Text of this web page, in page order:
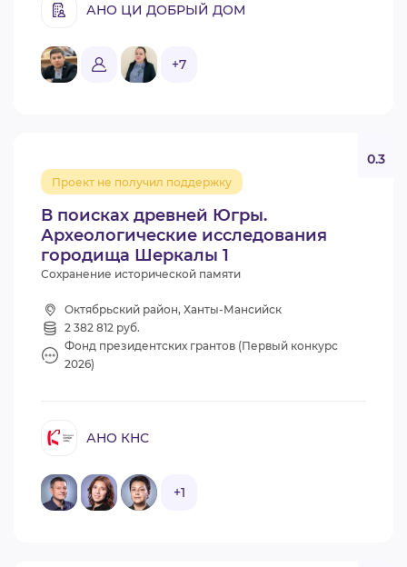
АНО ЦИ ДОБРЫЙ ДОМ
+7
В поисках древней Югры.
Археологические исследования
городища Шеркалы 1
Проект не получил поддержку
0.3
Сохранение исторической памяти
Октябрьский район, Ханты-Мансийск
2 382 812 руб.
Фонд президентских грантов (Первый конкурс
2026)
АНО КНС
+1